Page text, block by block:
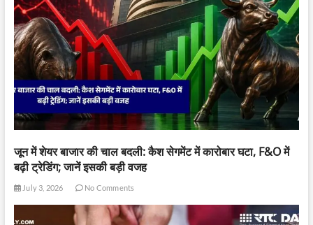
जून में शेयर बाजार की चाल बदली: कैश सेगमेंट में कारोबार घटा, F&O में
बढ़ी ट्रेडिंग; जानें इसकी बड़ी वजह
July 3, 2026 No Comments